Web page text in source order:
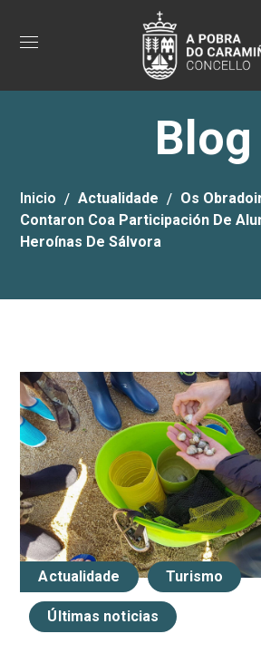
Blog
Inicio Actualidade
Os
Contaron Coa Participación De
Heroínas De Sálvora
Actualidade Turismo
Últimas noticias